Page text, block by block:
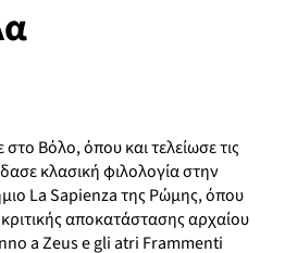
Βόλο, όπου και τελείωσε τις
κλασική φιλολογία στην
La Sapienza της Ρώμης, όπου
αποκατάστασης αρχαίου
a Zeus e gli atri Frammenti